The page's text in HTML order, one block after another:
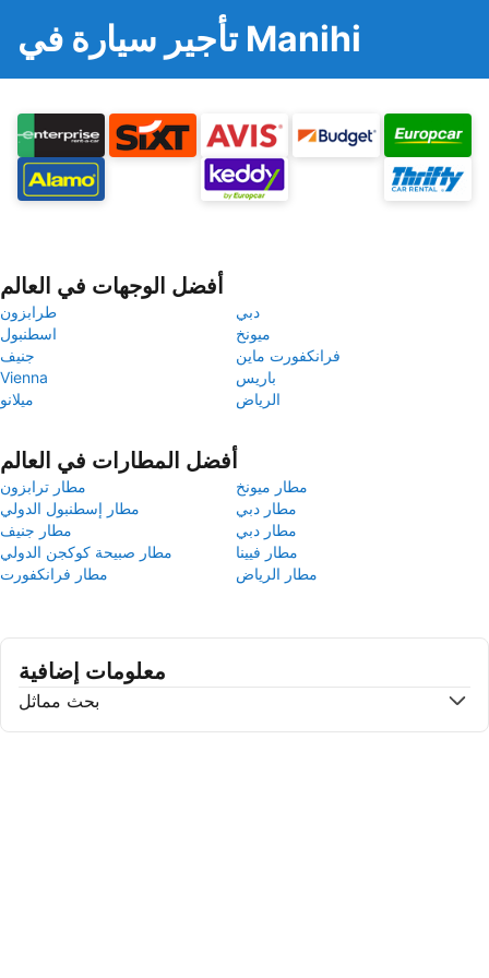
تأجير سيارة في Manihi
أفضل الوجهات في العالم
طرابزون
دبي
اسطنبول
ميونخ
جنيف
فرانكفورت ماين
Vienna
باريس
ميلانو
الرياض
أفضل المطارات في العالم
مطار ترابزون
مطار ميونخ
مطار إسطنبول الدولي
مطار دبي
مطار جنيف
مطار دبي
مطار صبيحة كوكجن الدولي
مطار فيينا
مطار فرانكفورت
مطار الرياض
معلومات إضافية
بحث مماثل